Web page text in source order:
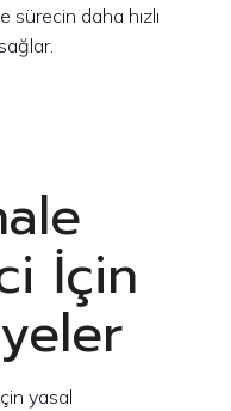
sürecin daha hızlı
İçin
yasal